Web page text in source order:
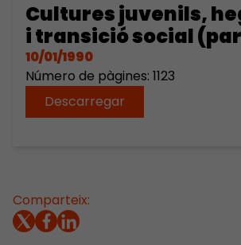
Cultures juvenils,
i transició social
10/01/1990
Número de pàgines: 1123
Descarregar
Comparteix: